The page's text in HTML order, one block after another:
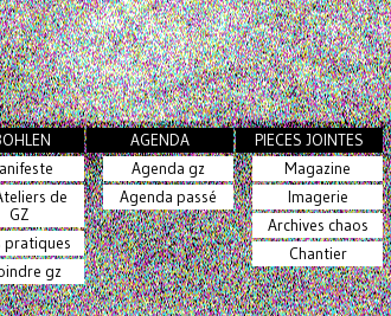
de
GZ
pratiques
gz
AGENDA
Agenda gz
Agenda passé
PIECES JOINTES
Magazine
Imagerie
Archives chaos
Chantier